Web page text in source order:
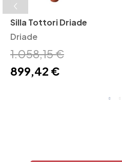
Silla Tottori Driade
Driade
1.058,15 €
899,42 €